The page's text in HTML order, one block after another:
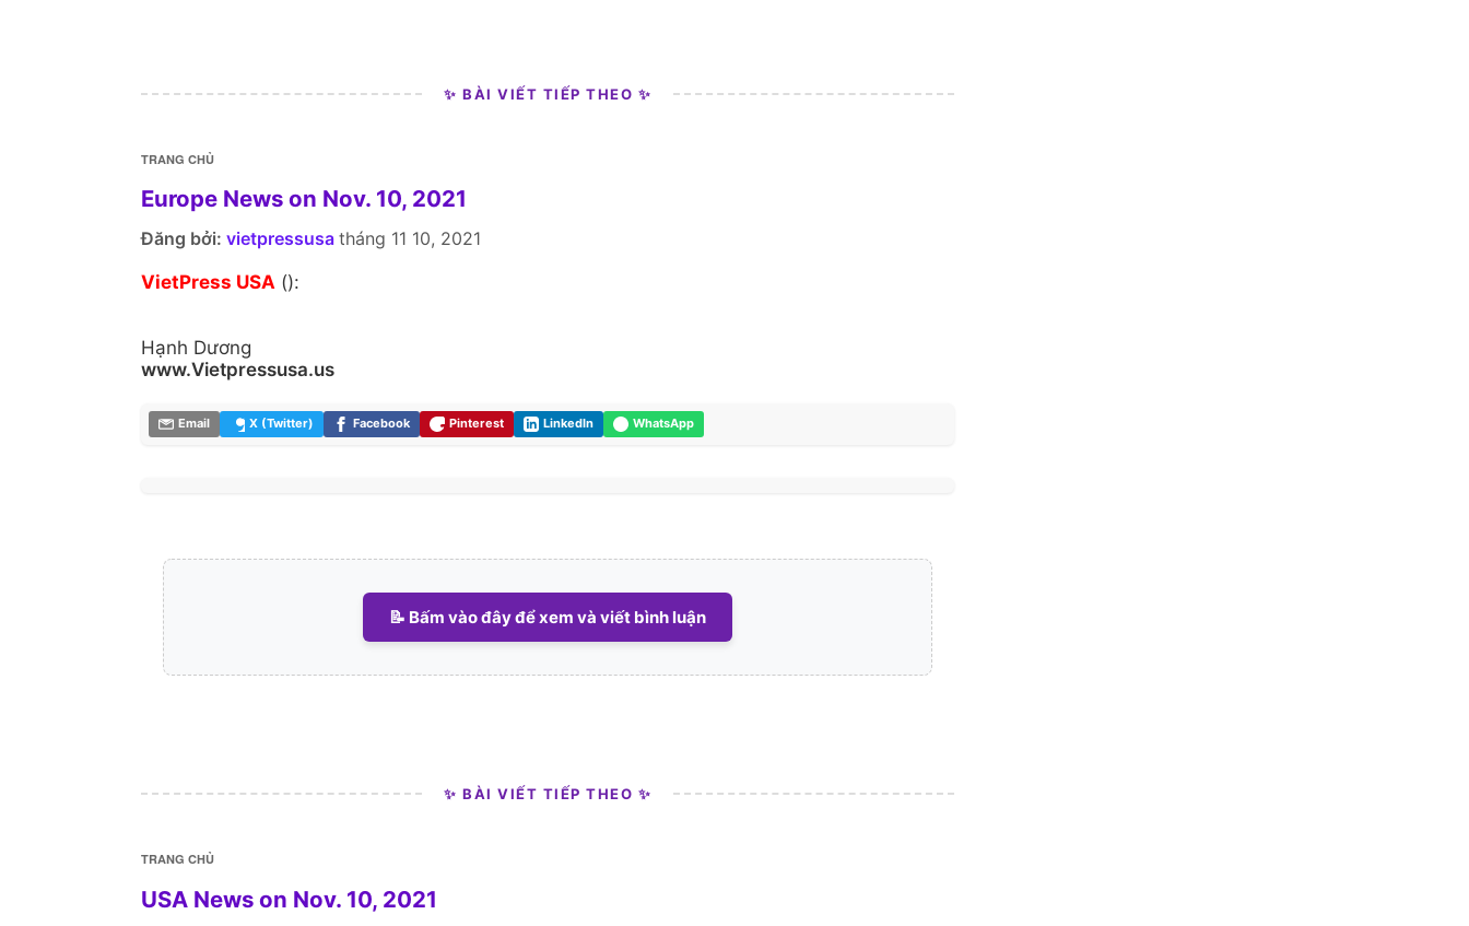
✨ BÀI VIẾT TIẾP THEO ✨
TRANG CHỦ
Europe News on Nov. 10, 2021
Đăng bởi: vietpressusa tháng 11 10, 2021
VietPress USA ():
Hạnh Dương
www.Vietpressusa.us
Email X (Twitter) Facebook Pinterest LinkedIn WhatsApp
📝 Bấm vào đây để xem và viết bình luận
✨ BÀI VIẾT TIẾP THEO ✨
TRANG CHỦ
USA News on Nov. 10, 2021